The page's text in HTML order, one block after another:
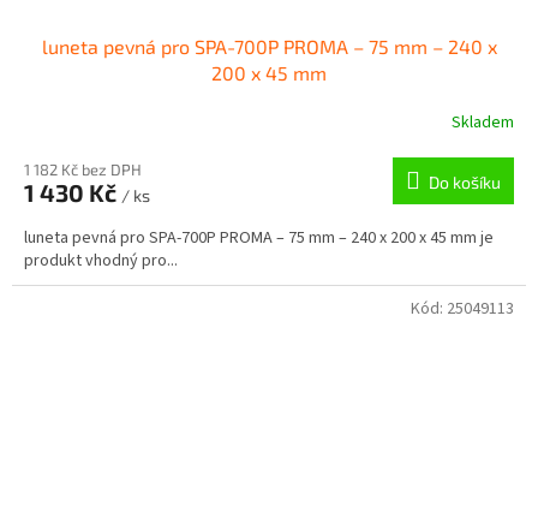
luneta pevná pro SPA-700P PROMA – 75 mm – 240 x
200 x 45 mm
Skladem
1 182 Kč bez DPH
1 430 Kč / ks
Do košíku
luneta pevná pro SPA-700P PROMA – 75 mm – 240 x 200 x 45 mm je
produkt vhodný pro...
Kód: 25049113